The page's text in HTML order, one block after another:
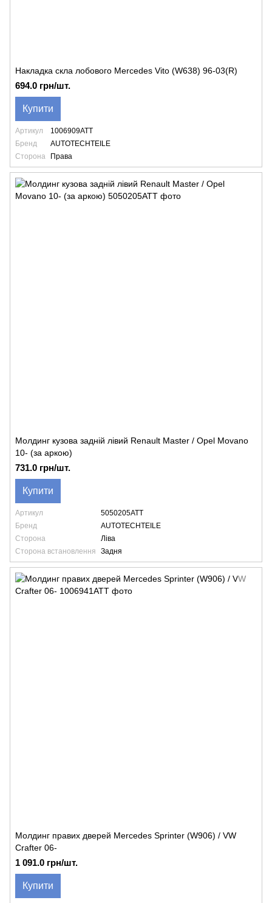
Накладка скла лобового Mercedes Vito (W638) 96-03(R)
694.0 грн/шт.
Купити
Артикул
1006909ATT
Бренд
AUTOTECHTEILE
Сторона
Права
Молдинг кузова задній лівий Renault Master / Opel Movano
10- (за аркою)
731.0 грн/шт.
Купити
Артикул
5050205ATT
Бренд
AUTOTECHTEILE
Сторона
Ліва
Сторона встановлення
Задня
Молдинг правих дверей Mercedes Sprinter (W906) / VW
Crafter 06-
1 091.0 грн/шт.
Купити